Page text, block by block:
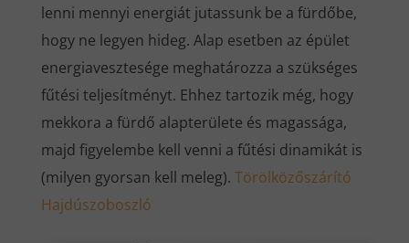
lenni mennyi energiát jutassunk be a fürdőbe,
hogy ne legyen hideg. Alap esetben az épület
energiavesztesége meghatározza a szükséges
fűtési teljesítményt. Ehhez tartozik még, hogy
mekkora a fürdő alapterülete és magassága,
majd figyelembe kell venni a fűtési dinamikát is
(milyen gyorsan kell meleg). Törölközőszárító
Hajdúszoboszló